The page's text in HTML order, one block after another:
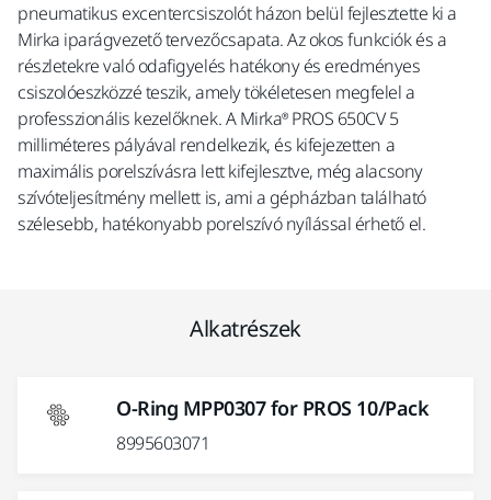
pneumatikus excentercsiszolót házon belül fejlesztette ki a
Mirka iparágvezető tervezőcsapata. Az okos funkciók és a
részletekre való odafigyelés hatékony és eredményes
csiszolóeszközzé teszik, amely tökéletesen megfelel a
professzionális kezelőknek. A Mirka® PROS 650CV 5
milliméteres pályával rendelkezik, és kifejezetten a
maximális porelszívásra lett kifejlesztve, még alacsony
szívóteljesítmény mellett is, ami a gépházban található
szélesebb, hatékonyabb porelszívó nyílással érhető el.
Alkatrészek
O-Ring MPP0307 for PROS 10/Pack
8995603071